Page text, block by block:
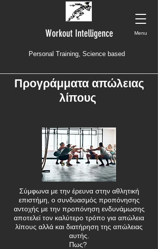
Workout Intelligence Menu
Personal Training, Science based
Προγράμματα απώλειας
λίπους
Σύμφωνα με την έρευνα στην αθλητική
επιστήμη, ο συνδυασμός προπόνησης
αντοχής με την προπόνηση ενδυνάμωσης
αποτελεί τον καλύτερο τρόπο για απώλεια
λίπους αλλά και διατήρηση της απώλειας
αυτής.
Πως?